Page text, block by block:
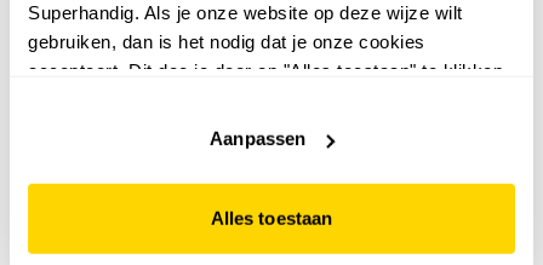
Superhandig. Als je onze website op deze wijze wilt
gebruiken, dan is het nodig dat je onze cookies
accepteert. Dit doe je door op "Alles toestaan" te klikken.
website niet optimaal functioneert.
Aanpassen
Alles toestaan